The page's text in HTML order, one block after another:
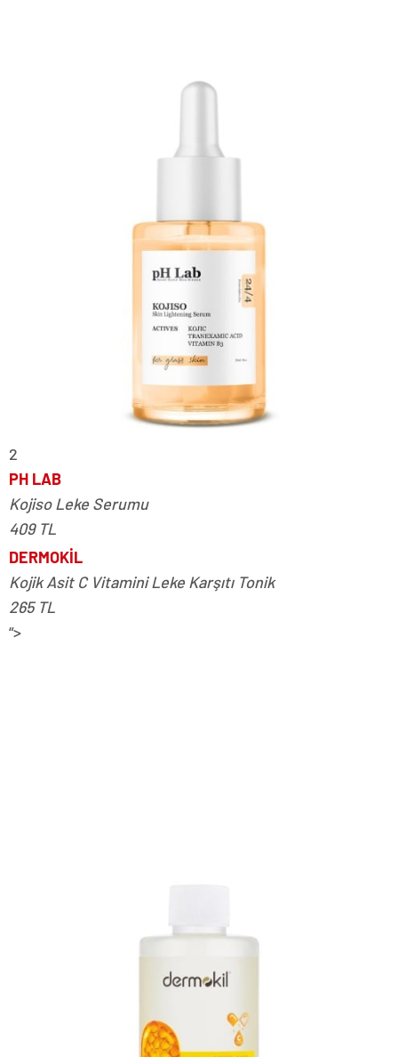
2
PH LAB
Kojiso Leke Serumu
409 TL
DERMOKİL
Kojik Asit C Vitamini Leke Karşıtı Tonik
265 TL
“>